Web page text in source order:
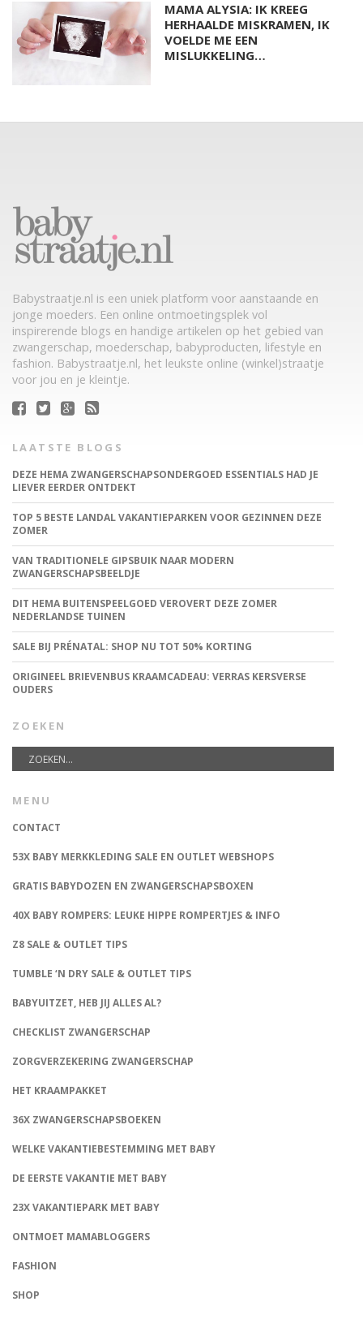
MAMA ALYSIA: IK KREEG
HERHAALDE MISKRAMEN, IK
VOELDE ME EEN
MISLUKKELING…
Babystraatje.nl is een uniek platform voor aanstaande en
jonge moeders. Een online ontmoetingsplek vol
inspirerende blogs en handige artikelen op het gebied van
zwangerschap, moederschap, babyproducten, lifestyle en
fashion. Babystraatje.nl, het leukste online (winkel)straatje
voor jou en je kleintje.
LAATSTE BLOGS
DEZE HEMA ZWANGERSCHAPSONDERGOED ESSENTIALS HAD JE
LIEVER EERDER ONTDEKT
TOP 5 BESTE LANDAL VAKANTIEPARKEN VOOR GEZINNEN DEZE
ZOMER
VAN TRADITIONELE GIPSBUIK NAAR MODERN
ZWANGERSCHAPSBEELDJE
DIT HEMA BUITENSPEELGOED VEROVERT DEZE ZOMER
NEDERLANDSE TUINEN
SALE BIJ PRÉNATAL: SHOP NU TOT 50% KORTING
ORIGINEEL BRIEVENBUS KRAAMCADEAU: VERRAS KERSVERSE
OUDERS
ZOEKEN
MENU
CONTACT
53X BABY MERKKLEDING SALE EN OUTLET WEBSHOPS
GRATIS BABYDOZEN EN ZWANGERSCHAPSBOXEN
40X BABY ROMPERS: LEUKE HIPPE ROMPERTJES & INFO
Z8 SALE & OUTLET TIPS
TUMBLE ‘N DRY SALE & OUTLET TIPS
BABYUITZET, HEB JIJ ALLES AL?
CHECKLIST ZWANGERSCHAP
ZORGVERZEKERING ZWANGERSCHAP
HET KRAAMPAKKET
36X ZWANGERSCHAPSBOEKEN
WELKE VAKANTIEBESTEMMING MET BABY
DE EERSTE VAKANTIE MET BABY
23X VAKANTIEPARK MET BABY
ONTMOET MAMABLOGGERS
FASHION
SHOP